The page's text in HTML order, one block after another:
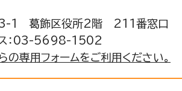
1 葛飾区役所2階 211番窓口
：03-5698-1502
専用フォームをご利用ください。